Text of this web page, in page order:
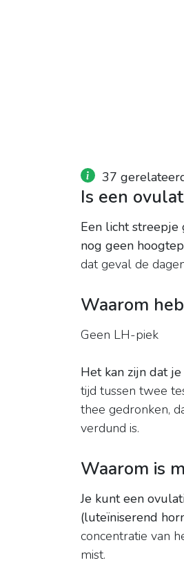
37
Is een
Een licht streepje
nog geen
dat geval de
Waarom
Geen LH-piek
Het kan zijn dat
tijd tussen twee
thee gedronken,
verdund is.
Waarom is
Je kunt een
(luteïniserend
concentratie van
mist.